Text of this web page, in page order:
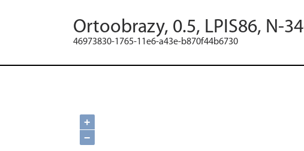
Ortoobrazy, 0.5, LPIS86, N-
46973830-1765-11e6-a43e-b870f44b6730
+
−